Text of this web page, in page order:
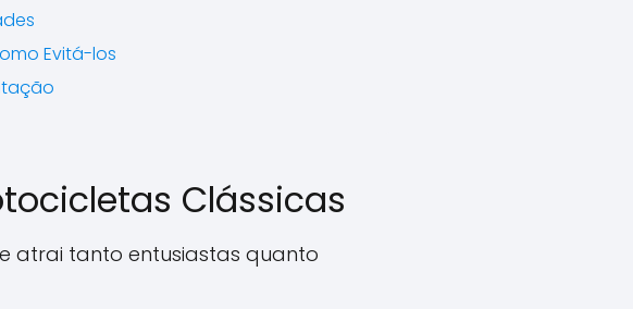
Evitá-los
Clássicas
atrai tanto entusiastas quanto